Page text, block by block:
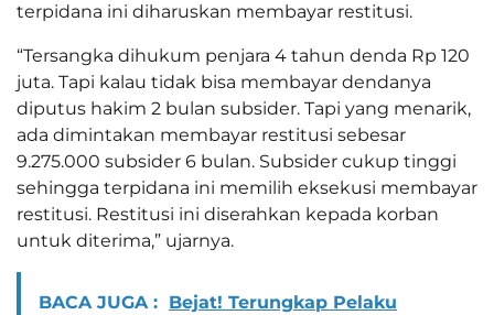
terpidana ini diharuskan membayar restitusi.
“Tersangka dihukum penjara 4 tahun denda Rp 120
juta. Tapi kalau tidak bisa membayar dendanya
diputus hakim 2 bulan subsider. Tapi yang menarik,
ada dimintakan membayar restitusi sebesar
9.275.000 subsider 6 bulan. Subsider cukup tinggi
sehingga terpidana ini memilih eksekusi membayar
restitusi. Restitusi ini diserahkan kepada korban
untuk diterima,” ujarnya.
BACA JUGA : Bejat! Terungkap Pelaku